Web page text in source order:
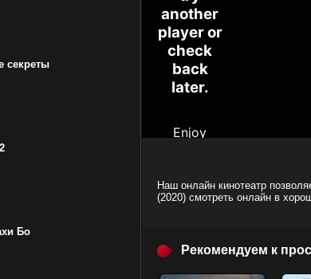
Наш онлайн кинотеатр
(2020) смотреть онлайн в
Рекомендуем к
секреты
Бо